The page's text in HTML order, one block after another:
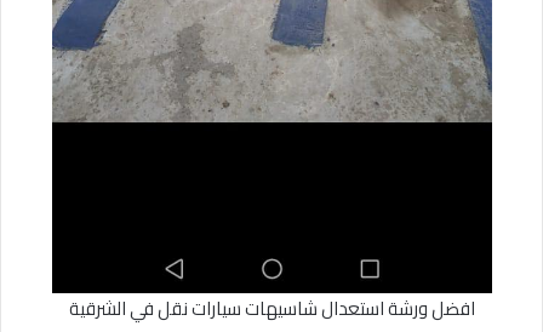
افضل ورشة استعدال شاسيهات سيارات نقل في الشرقية